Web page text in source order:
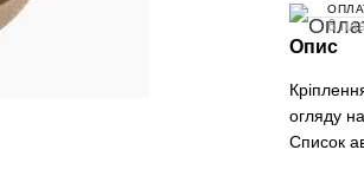
6
Опис
огляду
Список